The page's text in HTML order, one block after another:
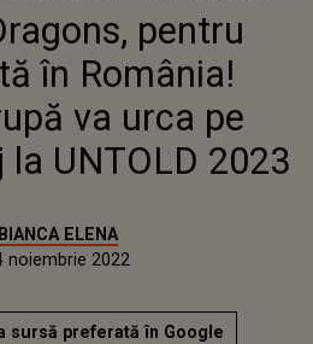
CELEBRA TRUPĂ VA URCA PE
LA UNTOLD 2023
pentru
în România!
va urca pe
la UNTOLD 2023
BIANCA ELENA
noiembrie 2022
sursă preferată în Google